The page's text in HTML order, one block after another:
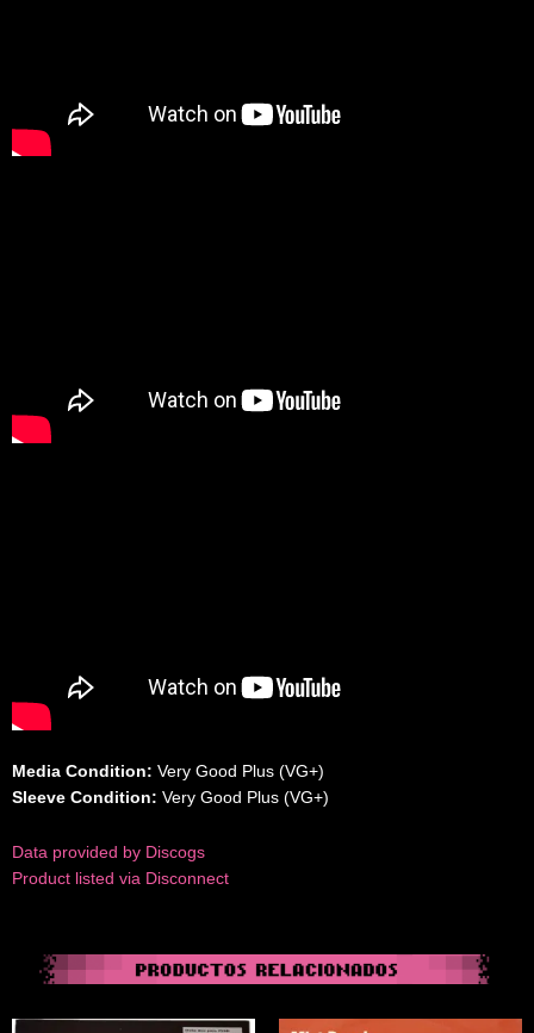
Media Condition: Very Good Plus (VG+)
Sleeve Condition: Very Good Plus (VG+)
Data provided by Discogs
Product listed via Disconnect